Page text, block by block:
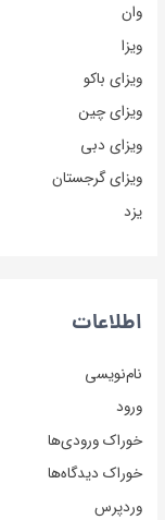
وان
ویزا
ویزای باکو
ویزای چین
ویزای دبی
ویزای گرجستان
یزد
اطلاعات
نام‌نویسی
ورود
خوراک ورودی‌ها
خوراک دیدگاه‌ها
وردپرس